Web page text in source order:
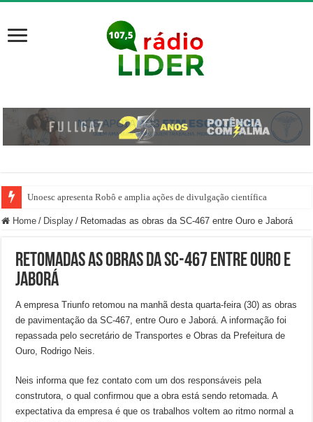
Unoesc apresenta Robô e amplia ações de divulgação científica
Home / Display / Retomadas as obras da SC-467 entre Ouro e Jaborá
Retomadas as obras da SC-467 entre Ouro e
Jaborá
A empresa Triunfo retomou na manhã desta quarta-feira (30) as obras
de pavimentação da SC-467, entre Ouro e Jaborá. A informação foi
repassada pelo secretário de Transportes e Obras da Prefeitura de
Ouro, Rodrigo Neis.
Neis informa que fez contato com um dos responsáveis pela
construtora, o qual confirmou que a obra está sendo retomada. A
expectativa da empresa é que os trabalhos voltem ao ritmo normal a